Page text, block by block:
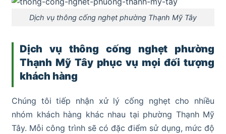
Dịch vụ thông cống nghẹt phường Thạnh Mỹ Tây
Dịch vụ thông cống nghẹt phường
Thạnh Mỹ Tây phục vụ mọi đối tượng
khách hàng
Chúng tôi tiếp nhận xử lý cống nghẹt cho nhiều
nhóm khách hàng khác nhau tại phường Thạnh Mỹ
Tây. Mỗi công trình sẽ có đặc điểm sử dụng, mức độ